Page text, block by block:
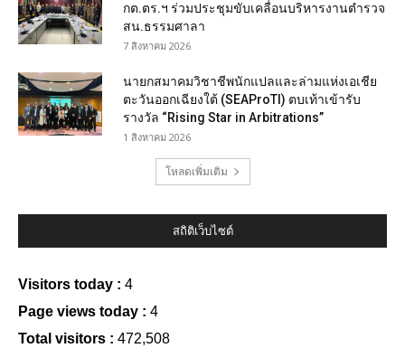
กต.ตร.ฯ ร่วมประชุมขับเคลื่อนบริหารงานตำรวจ
สน.ธรรมศาลา
7 สิงหาคม 2026
นายกสมาคมวิชาชีพนักแปลและล่ามแห่งเอเชีย
ตะวันออกเฉียงใต้ (SEAProTI) ตบเท้าเข้ารับ
รางวัล “Rising Star in Arbitrations”
1 สิงหาคม 2026
โหลดเพิ่มเติม
สถิติเว็บไซต์
Visitors today : 4
Page views today : 4
Total visitors : 472,508